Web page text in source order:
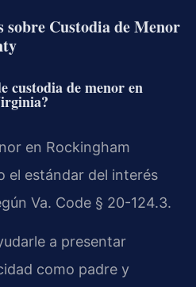
sobre Custodia de Menor
custodia de menor en
en Rockingham
el estándar del interés
Va. Code § 20-124.3.
a presentar
como padre y